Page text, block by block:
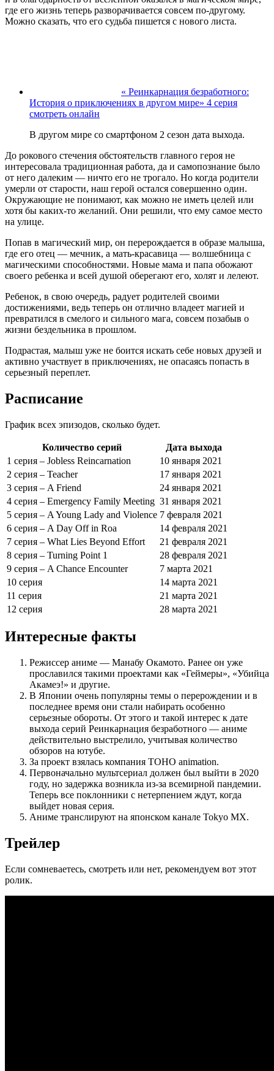
где его жизнь теперь разворачивается совсем по-другому.
Можно сказать, что его судьба пишется с нового листа.
« Реинкарнация безработного:
История о приключениях в другом мире» 4 серия
смотреть онлайн
В другом мире со смартфоном 2 сезон дата выхода.
До рокового стечения обстоятельств главного героя не
интересовала традиционная работа, да и самопознание было
от него далеким — ничто его не трогало. Но когда родители
умерли от старости, наш герой остался совершенно один.
Окружающие не понимают, как можно не иметь целей или
хотя бы каких-то желаний. Они решили, что ему самое место
на улице.
Попав в магический мир, он перерождается в образе малыша,
где его отец — мечник, а мать-красавица — волшебница с
магическими способностями. Новые мама и папа обожают
своего ребенка и всей душой оберегают его, холят и лелеют.
Ребенок, в свою очередь, радует родителей своими
достижениями, ведь теперь он отлично владеет магией и
превратился в смелого и сильного мага, совсем позабыв о
жизни бездельника в прошлом.
Подрастая, малыш уже не боится искать себе новых друзей и
активно участвует в приключениях, не опасаясь попасть в
серьезный переплет.
Расписание
График всех эпизодов, сколько будет.
Количество серий
Дата выхода
1 серия – Jobless Reincarnation
10 января 2021
2 серия – Teacher
17 января 2021
3 серия – A Friend
24 января 2021
4 серия – Emergency Family Meeting 31 января 2021
5 серия – A Young Lady and Violence 7 февраля 2021
6 серия – A Day Off in Roa
14 февраля 2021
7 серия – What Lies Beyond Effort
21 февраля 2021
8 серия – Turning Point 1
28 февраля 2021
9 серия – A Chance Encounter
7 марта 2021
10 серия
14 марта 2021
11 серия
21 марта 2021
12 серия
28 марта 2021
Интересные факты
Режиссер аниме — Манабу Окамото. Ранее он уже
прославился такими проектами как «Геймеры», «Убийца
Акамеэ!» и другие.
В Японии очень популярны темы о перерождении и в
последнее время они стали набирать особенно
серьезные обороты. От этого и такой интерес к дате
выхода серий Реинкарнация безработного — аниме
действительно выстрелило, учитывая количество
обзоров на ютубе.
За проект взялась компания TOHO animation.
Первоначально мультсериал должен был выйти в 2020
году, но задержка возникла из-за всемирной пандемии.
Теперь все поклонники с нетерпением ждут, когда
выйдет новая серия.
Аниме транслируют на японском канале Tokyo MX.
Трейлер
Если сомневаетесь, смотреть или нет, рекомендуем вот этот
ролик.